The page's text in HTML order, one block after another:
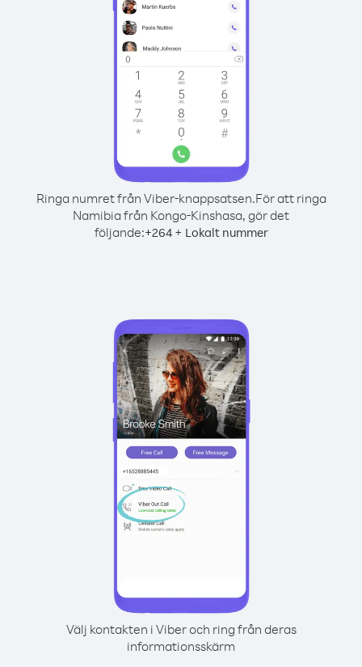
Ringa numret från Viber-knappsatsen.För att ringa
Namibia från Kongo-Kinshasa, gör det
följande:+264+ Lokalt nummer
Välj kontakten i Viber och ring från deras
informationsskärm